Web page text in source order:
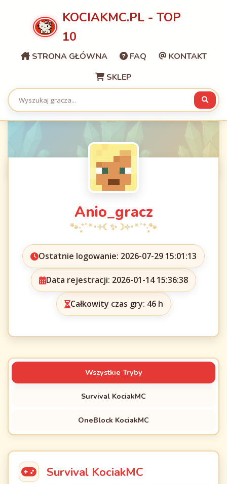
KOCIAKMC.PL - TOP
10
STRONA GŁÓWNA FAQ
KONTAKT
SKLEP
Anio_gracz
Ostatnie logowanie: 2026-07-29 15:01:13
Data rejestracji: 2026-01-14 15:36:38
Całkowity czas gry: 46 h
Wszystkie Tryby
Survival KociakMC
OneBlock KociakMC
Survival KociakMC